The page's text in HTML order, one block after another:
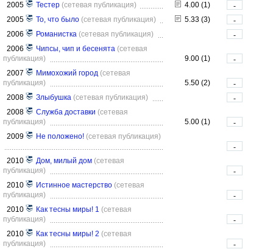
2005
Тестер (сетевая публикация) 4.00 (1)
-
2005
То, что было (сетевая публикация) 5.33 (3)
-
2006
Романистка (сетевая публикация)
-
2006
Чипсы, чип и бесенята (сетевая
публикация)
9.00 (1)
-
2007
Мимохожий город (сетевая
публикация)
5.50 (2)
-
2008
Злыбушка (сетевая публикация)
-
2008
Служба доставки (сетевая
публикация)
5.00 (1)
-
2009
Не положено! (сетевая публикация)
-
2010
Дом, милый дом (сетевая
публикация)
-
2010
Истинное мастерство (сетевая
публикация)
-
2010
Как тесны миры! 1 (сетевая
публикация)
-
2010
Как тесны миры! 2 (сетевая
публикация)
-